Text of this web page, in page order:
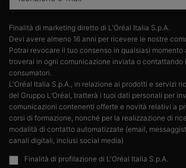
Finalità di marketing diretto di L'Oréal Italia S.p.A.​
Devi avere almeno 16 anni per ricevere le nostre
Potrai revocare il tuo consenso in qualsiasi
troverai in ogni comunicazione inviata o contattando
consumatori.​
L'Oréal Italia S.p.A., in relazione ai prodotti e servizi
del Gruppo L’Oréal, tratterà i tuoi dati personali per
comunicazioni contenenti offerte e novità relativi a
corsi di formazione, nonché per la realizzazione di
modalità di contatto automatizzate (email,
canali digitali, inclusi social media)
Finalità di profilazione di L'Oréal Italia S.p.A.